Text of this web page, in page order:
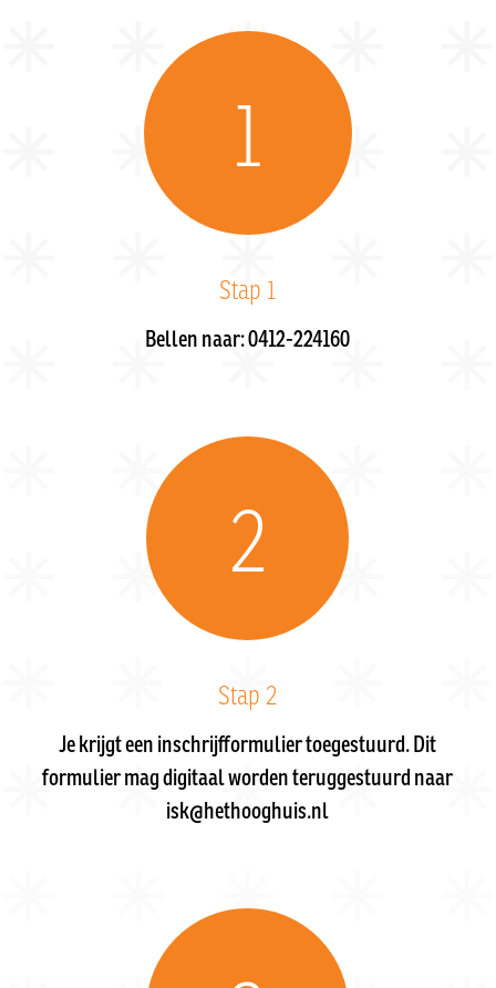
1
Stap 1
Bellen naar: 0412-224160
2
Stap 2
Je krijgt een inschrijfformulier toegestuurd. Dit
formulier mag digitaal worden teruggestuurd naar
isk@hethooghuis.nl